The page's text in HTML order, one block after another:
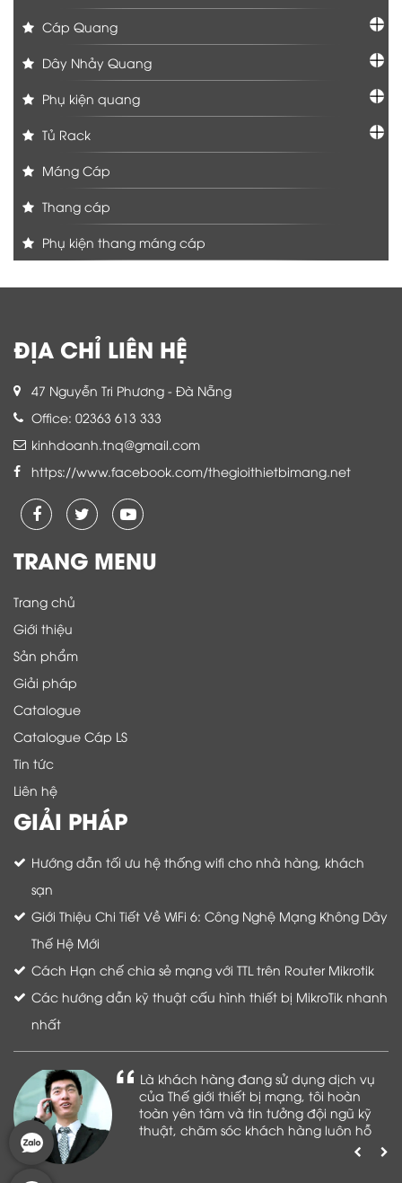
Cáp Quang
Dây Nhảy Quang
Phụ kiện quang
Tủ Rack
Máng Cáp
Thang cáp
Phụ kiện thang máng cáp
ĐỊA CHỈ LIÊN HỆ
47 Nguyễn Tri Phương - Đà Nẵng
Office: 02363 613 333
kinhdoanh.tnq@gmail.com
https://www.facebook.com/thegioithietbimang.net
TRANG MENU
Trang chủ
Giới thiệu
Sản phẩm
Giải pháp
Catalogue
Catalogue Cáp LS
Tin tức
Liên hệ
GIẢI PHÁP
Hướng dẫn tối ưu hệ thống wifi cho nhà hàng, khách
sạn
Giới Thiệu Chi Tiết Về WiFi 6: Công Nghệ Mạng Không Dây
Thế Hệ Mới
Cách Hạn chế chia sẻ mạng với TTL trên Router Mikrotik
Các hướng dẫn kỹ thuật cấu hình thiết bị MikroTik nhanh
nhất
Là khách hàng đang sử dụng dịch vụ
của Thế giới thiết bị mạng, tôi hoàn
toàn yên tâm và tin tưởng đội ngũ kỹ
thuật, chăm sóc khách hàng luôn hỗ